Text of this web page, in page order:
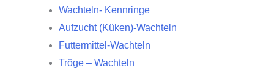
Wachteln- Kennringe
Aufzucht (Küken)-Wachteln
Futtermittel-Wachteln
Tröge – Wachteln